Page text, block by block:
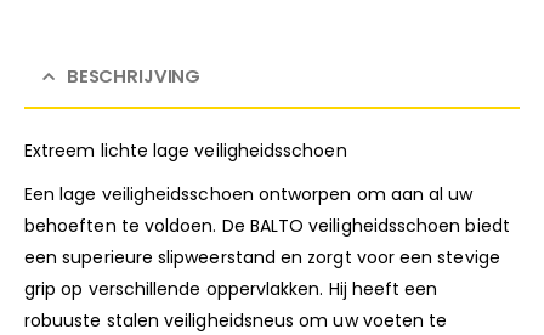
BESCHRIJVING
Extreem lichte lage veiligheidsschoen
Een lage veiligheidsschoen ontworpen om aan al uw
behoeften te voldoen. De BALTO veiligheidsschoen biedt
een superieure slipweerstand en zorgt voor een stevige
grip op verschillende oppervlakken. Hij heeft een
robuuste stalen veiligheidsneus om uw voeten te